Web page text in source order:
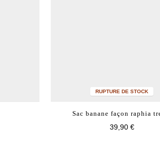
RUPTURE DE STOCK
Sac banane façon raphia
39,90 €